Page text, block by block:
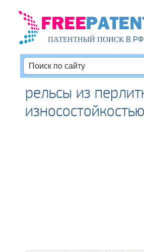
ПАТЕНТНЫЙ ПОИСКВ РФ
рельсы из